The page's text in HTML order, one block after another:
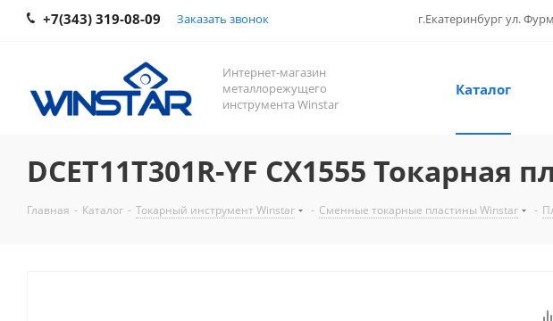
+7(343) 319-08-09 Заказать звонок г.Екатеринбург ул.
Интернет-магазин
металлорежущего
инструмента Winstar
Каталог
DCET11T301R-YF CX1555 Токарная
Главная - Каталог - Токарный инструмент Winstar - Сменные токарные пластины Winstar -